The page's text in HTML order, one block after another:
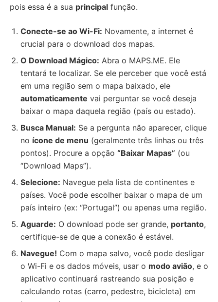
pois essa é a sua principal função.
Conecte-se ao Wi-Fi: Novamente, a internet é
crucial para o download dos mapas.
O Download Mágico: Abra o MAPS.ME. Ele
tentará te localizar. Se ele perceber que você está
em uma região sem o mapa baixado, ele
automaticamente vai perguntar se você deseja
baixar o mapa daquela região (país ou estado).
Busca Manual: Se a pergunta não aparecer, clique
no ícone de menu (geralmente três linhas ou três
pontos). Procure a opção “Baixar Mapas” (ou
“Download Maps”).
Selecione: Navegue pela lista de continentes e
países. Você pode escolher baixar o mapa de um
país inteiro (ex: “Portugal”) ou apenas uma região.
Aguarde: O download pode ser grande, portanto,
certifique-se de que a conexão é estável.
Navegue! Com o mapa salvo, você pode desligar
o Wi-Fi e os dados móveis, usar o modo avião, e o
aplicativo continuará rastreando sua posição e
calculando rotas (carro, pedestre, bicicleta) em